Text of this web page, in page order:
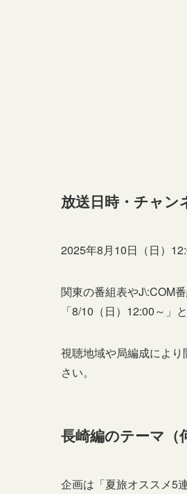
放送日時・チャン
2025年8月10日（日）
関東の番組表やJ\:COM
「8/10（日）12:00～」
視聴地域や局編成によ
さい。
長崎編のテーマ（
企画は「夏旅オススメ5連